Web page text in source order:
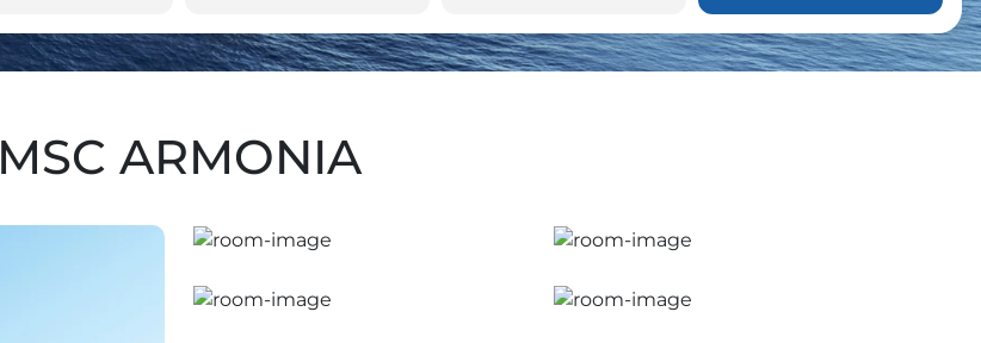
MSC ARMONIA